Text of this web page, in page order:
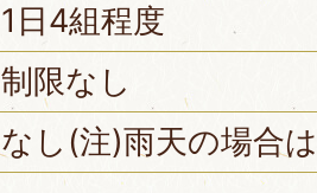
1日4組程度
制限なし
なし(注)雨天の場合